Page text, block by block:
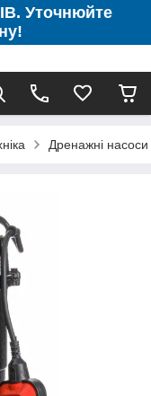
Уточнюйте
Дренажні насоси